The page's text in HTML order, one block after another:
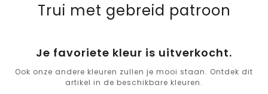
Trui met gebreid patroon
Je favoriete kleur is uitverkocht.
Ook onze andere kleuren zullen je mooi staan. Ontdek dit
artikel in de beschikbare kleuren.